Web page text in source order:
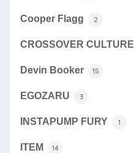
Cooper Flagg 2
CROSSOVER CULTURE
Devin Booker 15
EGOZARU 3
INSTAPUMP FURY 1
ITEM 14